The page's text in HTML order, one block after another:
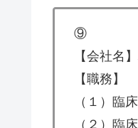
⑨
【会社名
【職務】
（１）臨
（２）臨